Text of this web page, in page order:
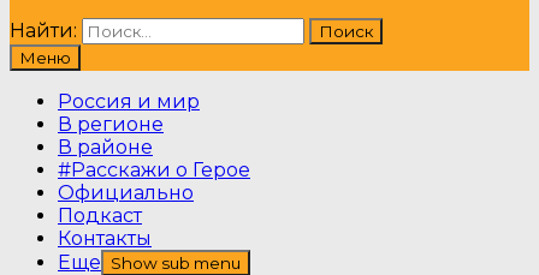
Найти:
Меню
Россия и мир
В регионе
В районе
#Расскажи о Герое
Официально
Подкаст
Контакты
Еще
Show sub menu